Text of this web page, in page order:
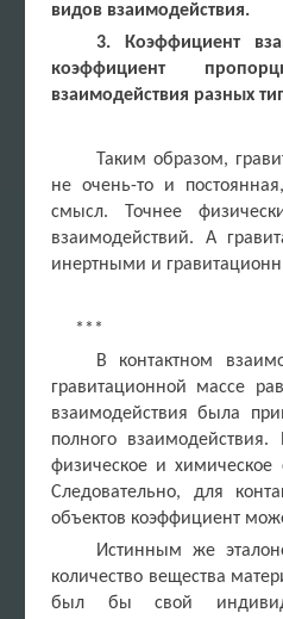
видов взаимодействия.
3. Коэффициент
коэффициент
взаимодействия разных
Таким образом,
не очень-то и
смысл. Точнее
взаимодействий. А
инертными и
***
В контактном
гравитационной массе
взаимодействия была
полного
физическое и
Следовательно, для
объектов коэффициент
Истинным же
количество вещества
был бы свой